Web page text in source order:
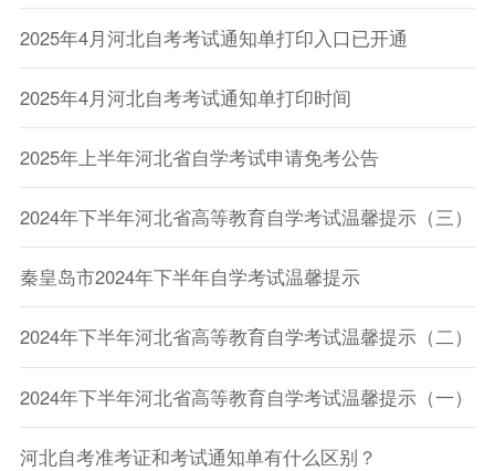
2025年4月河北自考考试通知单打印入口已开通
2025年4月河北自考考试通知单打印时间
2025年上半年河北省自学考试申请免考公告
2024年下半年河北省高等教育自学考试温馨提示（三）
秦皇岛市2024年下半年自学考试温馨提示
2024年下半年河北省高等教育自学考试温馨提示（二）
2024年下半年河北省高等教育自学考试温馨提示（一）
河北自考准考证和考试通知单有什么区别？